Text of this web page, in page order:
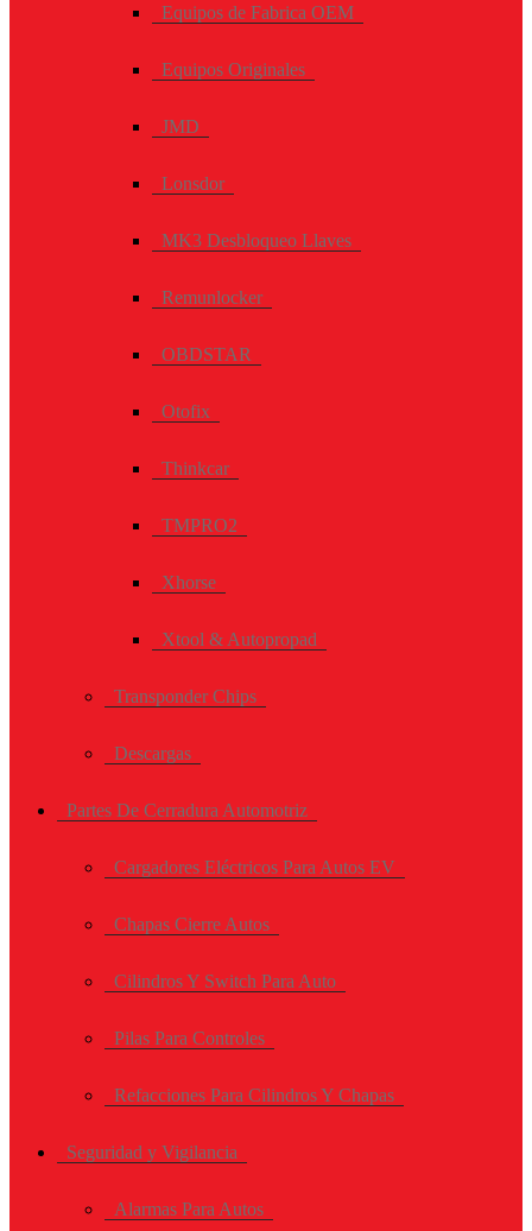
Equipos de Fabrica OEM
Equipos Originales
JMD
Lonsdor
MK3 Desbloqueo Llaves
Remunlocker
OBDSTAR
Otofix
Thinkcar
TMPRO2
Xhorse
Xtool & Autopropad
Transponder Chips
Descargas
Partes De Cerradura Automotriz
Cargadores Eléctricos Para Autos EV
Chapas Cierre Autos
Cilindros Y Switch Para Auto
Pilas Para Controles
Refacciones Para Cilindros Y Chapas
Seguridad y Vigilancia
Alarmas Para Autos